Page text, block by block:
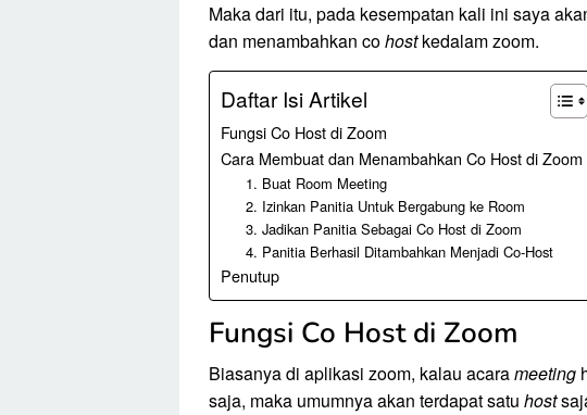
Maka dari itu, pada kesempatan kali ini saya
dan menambahkan cohostkedalam zoom.
Daftar Isi Artikel
Fungsi Co Host di Zoom
Cara Membuat dan Menambahkan Co Host di Zoom
1. Buat Room Meeting
2. Izinkan Panitia Untuk Bergabung ke Room
3. Jadikan Panitia Sebagai Co Host di Zoom
4. Panitia Berhasil Ditambahkan Menjadi Co-Host
Penutup
Fungsi Co Host di Zoom
Biasanya di aplikasi zoom, kalau acarameeting
saja, maka umumnya akan terdapat satu host